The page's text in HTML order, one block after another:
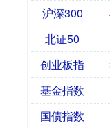
沪深300
北证50
创业板指
基金指数
国债指数